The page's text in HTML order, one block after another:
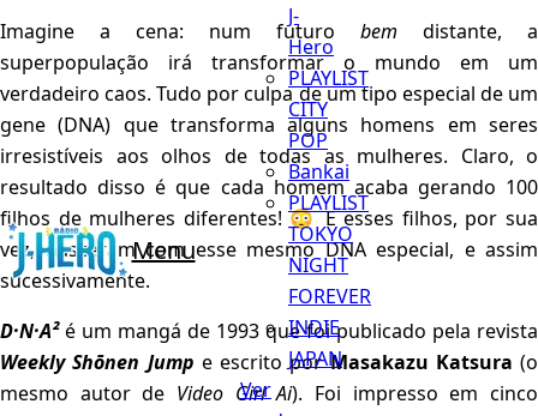
Menu
J-
Hero
PLAYLIST
CITY
POP
Bankai
PLAYLIST
TOKYO
NIGHT
FOREVER
INDIE
JAPAN
Ver
Imagine a cena: num futuro bem distante, a
superpopulação irá transformar o mundo em um
verdadeiro caos. Tudo por culpa de um tipo especial de um
gene (DNA) que transforma alguns homens em seres
irresistíveis aos olhos de todas as mulheres. Claro, o
resultado disso é que cada homem acaba gerando 100
filhos de mulheres diferentes! 😳 E esses filhos, por sua
vez, nasceram com esse mesmo DNA especial, e assim
sucessivamente.
D·N·A²é um mangá de 1993 que foi publicado pela revista
Weekly Shōnen Jump e escrito porMasakazu Katsura (o
mesmo autor de Video Girl Ai). Foi impresso em cinco